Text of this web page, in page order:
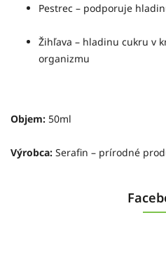
Pestrec – podporuje
Žihľava – hladinu cukru v
organizmu
Objem: 50ml
Výrobca: Serafin – prírodné